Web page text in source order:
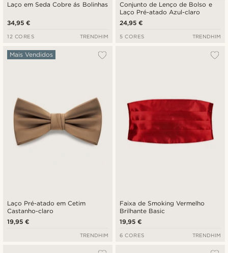
Laço em Seda Cobre ás Bolinhas
34,95 €
12 CORES TRENDHIM
Conjunto de Lenço de Bolso e
Laço Pré-atado Azul-claro
24,95 €
5 CORES TRENDHIM
Laço Pré-atado em Cetim
Castanho-claro
Mais Vendidos
19,95 €
TRENDHIM
Faixa de Smoking Vermelho
Brilhante Basic
19,95 €
6 CORES TRENDHIM